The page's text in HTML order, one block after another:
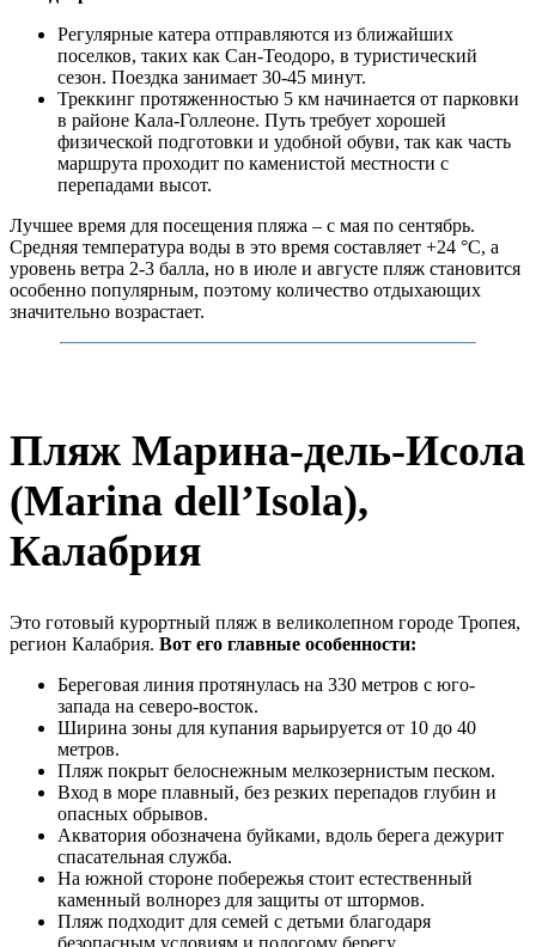
Регулярные катера отправляются из ближайших
поселков, таких как Сан-Теодоро, в туристический
сезон. Поездка занимает 30-45 минут.
Треккинг протяженностью 5 км начинается от парковки
в районе Кала-Голлеоне. Путь требует хорошей
физической подготовки и удобной обуви, так как часть
маршрута проходит по каменистой местности с
перепадами высот.
Лучшее время для посещения пляжа – с мая по сентябрь.
Средняя температура воды в это время составляет +24 °C, а
уровень ветра 2-3 балла, но в июле и августе пляж становится
особенно популярным, поэтому количество отдыхающих
значительно возрастает.
Пляж Марина-дель-Исола
(Marina dell’Isola),
Калабрия
Это готовый курортный пляж в великолепном городе Тропея,
регион Калабрия. Вот его главные особенности:
Береговая линия протянулась на 330 метров с юго-
запада на северо-восток.
Ширина зоны для купания варьируется от 10 до 40
метров.
Пляж покрыт белоснежным мелкозернистым песком.
Вход в море плавный, без резких перепадов глубин и
опасных обрывов.
Акватория обозначена буйками, вдоль берега дежурит
спасательная служба.
На южной стороне побережья стоит естественный
каменный волнорез для защиты от штормов.
Пляж подходит для семей с детьми благодаря
безопасным условиям и пологому берегу.